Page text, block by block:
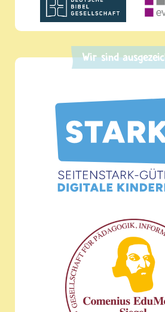
Wir sind